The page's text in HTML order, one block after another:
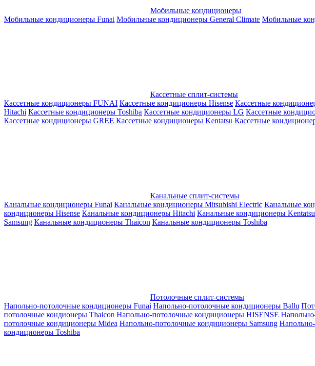
Мобильные кондиционеры
Мобильные кондиционеры Funai Мобильные кондиционеры General Climate Мобильные
Кассетные сплит-системы
Кассетные кондиционеры FUNAI Кассетные кондиционеры Hisense Кассетные
Hitachi Кассетные кондиционеры Toshiba Кассетные кондиционеры LG Кассетные
Кассетные кондиционеры GREE Кассетные кондиционеры Kentatsu Кассетные
Канальные сплит-системы
Канальные кондиционеры Funai Канальные кондиционеры Mitsubishi Electric Канальные
кондиционеры Hisense Канальные кондиционеры Hitachi Канальные кондиционеры Kentatsu
Samsung Канальные кондиционеры Thaicon Канальные кондиционеры Toshiba
Потолочные сплит-системы
Напольно-потолочные кондиционеры Funai Напольно-потолочные кондиционеры Ballu
потолочные кондионеры Thaicon Напольно-потолочные кондиционеры HISENSE
потолочные кондиционеры Midea Напольно-потолочные кондиционеры Samsung
кондиционеры Toshiba